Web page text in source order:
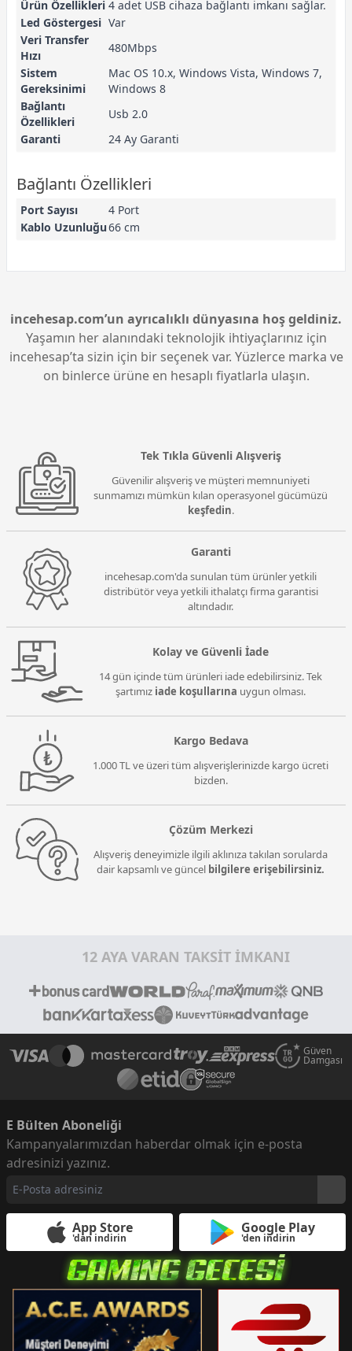
Ürün Özellikleri 4 adet USB cihaza bağlantı imkanı sağlar.
Led Göstergesi Var
Veri Transfer
Hızı
480Mbps
Sistem
Gereksinimi
Mac OS 10.x, Windows Vista, Windows 7,
Windows 8
Bağlantı
Özellikleri
Usb 2.0
Garanti
24 Ay Garanti
Bağlantı Özellikleri
Port Sayısı
4 Port
Kablo Uzunluğu66 cm
incehesap.com’un ayrıcalıklı dünyasına hoş geldiniz.
Yaşamın her alanındaki teknolojik ihtiyaçlarınız için
incehesap’ta sizin için bir seçenek var. Yüzlerce marka ve
on binlerce ürüne en hesaplı fiyatlarla ulaşın.
Tek Tıkla Güvenli Alışveriş
Güvenilir alışveriş ve müşteri memnuniyeti
sunmamızı mümkün kılan operasyonel gücümüzü
keşfedin.
Garanti
incehesap.com'da sunulan tüm ürünler yetkili
distribütör veya yetkili ithalatçı firma garantisi
altındadır.
Kolay ve Güvenli İade
14 gün içinde tüm ürünleri iade edebilirsiniz. Tek
şartımız iade koşullarına uygun olması.
Kargo Bedava
1.000 TL ve üzeri tüm alışverişlerinizde kargo ücreti
bizden.
Çözüm Merkezi
Alışveriş deneyimizle ilgili aklınıza takılan sorularda
dair kapsamlı ve güncel bilgilere erişebilirsiniz.
12 AYA VARAN TAKSİT İMKANI
Güven
Damgası
E Bülten Aboneliği
Kampanyalarımızdan haberdar olmak için e-posta
adresinizi yazınız.
App Store
'dan indirin
Google Play
'den indirin